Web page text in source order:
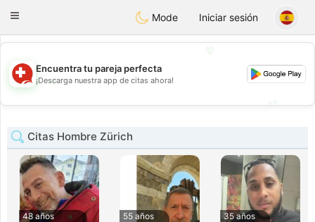
Suissi
Toggle
Mode Iniciar sesión
💖
💕
Encuentra tu pareja perfecta
¡Descarga nuestra app de citas ahora!
Citas Hombre Zürich
48 años
55 años
35 años